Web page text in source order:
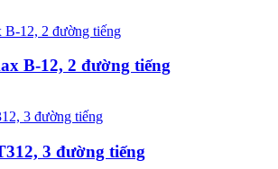
B-12, 2 đường tiếng
3 đường tiếng